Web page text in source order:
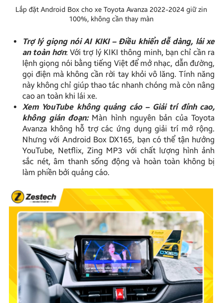
Lắp đặt Android Box cho xe Toyota Avanza 2022-2024 giữ zin
100%, không cần thay màn
Trợ lý giọng nói AI KIKI – Điều khiển dễ dàng, lái xe
an toàn hơn: Với trợ lý KIKI thông minh, bạn chỉ cần ra
lệnh giọng nói bằng tiếng Việt để mở nhạc, dẫn đường,
gọi điện mà không cần rời tay khỏi vô lăng. Tính năng
này không chỉ giúp thao tác nhanh chóng mà còn nâng
cao an toàn khi lái xe.
Xem YouTube không quảng cáo – Giải trí đỉnh cao,
không gián đoạn:Màn hình nguyên bản của Toyota
Avanza không hỗ trợ các ứng dụng giải trí mở rộng.
Nhưng với Android Box DX165, bạn có thể tận hưởng
YouTube, Netflix, Zing MP3 với chất lượng hình ảnh
sắc nét, âm thanh sống động và hoàn toàn không bị
làm phiền bởi quảng cáo.